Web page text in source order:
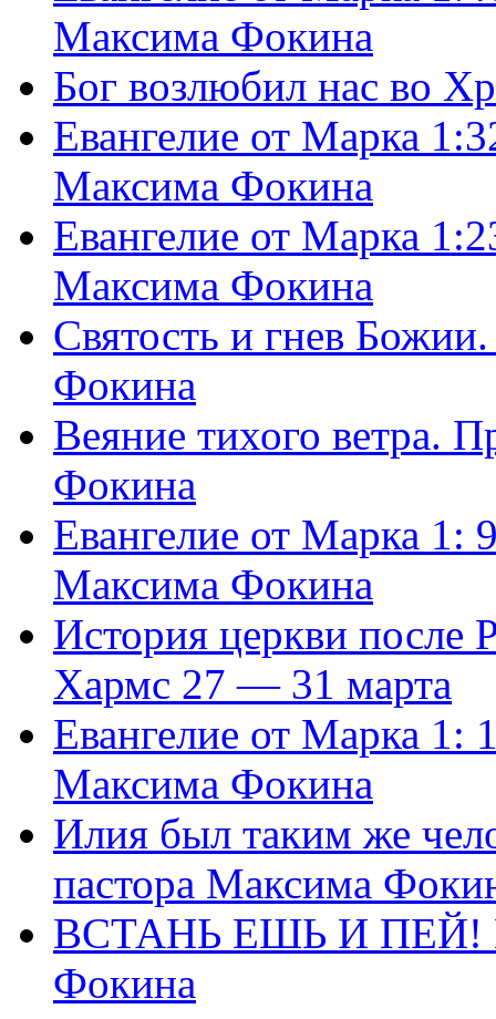
Максима Фокина
Бог возлюбил нас во
Евангелие от Марка
Максима Фокина
Евангелие от Марка
Максима Фокина
Святость и гнев
Фокина
Веяние тихого ветра.
Фокина
Евангелие от Марка 1:
Максима Фокина
История церкви
Хармс 27 — 31 марта
Евангелие от Марка 1:
Максима Фокина
Илия был таким же
пастора Максима
ВСТАНЬ ЕШЬ И ПЕЙ!
Фокина